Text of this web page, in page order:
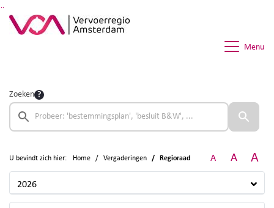
Menu
Zoeken
U bevindt zich hier: Home Vergaderingen Regioraad A A A
2026